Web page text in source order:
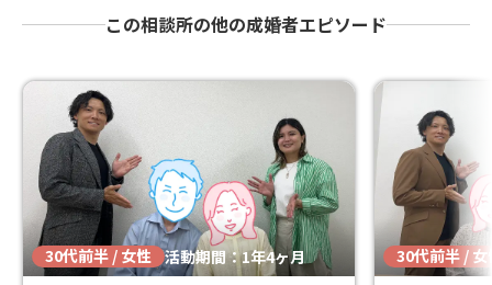
この相談所の他の成婚者エピソード
30代前半 / 女性 活動期間：1年4ヶ月
30代前半 / 女